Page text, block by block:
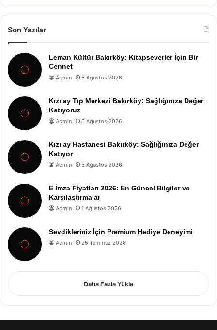
Son Yazılar
Leman Kültür Bakırköy: Kitapseverler İçin Bir
Cennet
Admin 6 Ağustos 2026
Kızılay Tıp Merkezi Bakırköy: Sağlığınıza Değer
Katıyoruz
Admin 6 Ağustos 2026
Kızılay Hastanesi Bakırköy: Sağlığınıza Değer
Katıyor
Admin 5 Ağustos 2026
E İmza Fiyatları 2026: En Güncel Bilgiler ve
Karşılaştırmalar
Admin 1 Ağustos 2026
Sevdikleriniz İçin Premium Hediye Deneyimi
Admin 25 Temmuz 2026
Daha Fazla Yükle